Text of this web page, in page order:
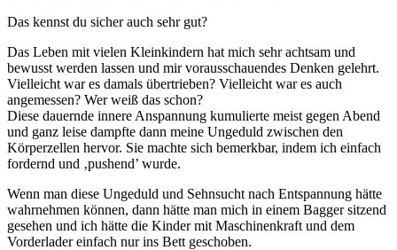
Das kennst du sicher auch sehr gut?
Das Leben mit vielen Kleinkindern hat mich sehr achtsam und
bewusst werden lassen und mir vorausschauendes Denken gelehrt.
Vielleicht war es damals übertrieben? Vielleicht war es auch
angemessen? Wer weiß das schon?
Diese dauernde innere Anspannung kumulierte meist gegen Abend
und ganz leise dampfte dann meine Ungeduld zwischen den
Körperzellen hervor. Sie machte sich bemerkbar, indem ich einfach
fordernd und ‚pushend’ wurde.
Wenn man diese Ungeduld und Sehnsucht nach Entspannung hätte
wahrnehmen können, dann hätte man mich in einem Bagger sitzend
gesehen und ich hätte die Kinder mit Maschinenkraft und dem
Vorderlader einfach nur ins Bett geschoben.